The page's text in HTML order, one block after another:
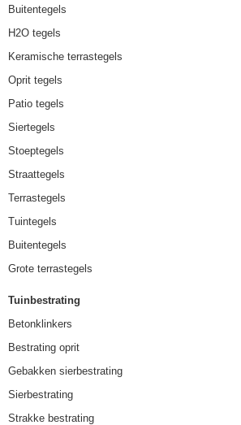
Buitentegels
H2O tegels
Keramische terrastegels
Oprit tegels
Patio tegels
Siertegels
Stoeptegels
Straattegels
Terrastegels
Tuintegels
Buitentegels
Grote terrastegels
Tuinbestrating
Betonklinkers
Bestrating oprit
Gebakken sierbestrating
Sierbestrating
Strakke bestrating